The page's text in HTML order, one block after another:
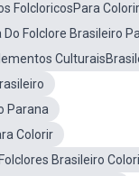
FolcloricosPara Colorir
Do Folclore Brasileiro
Parana
Colorir
Brasileiro